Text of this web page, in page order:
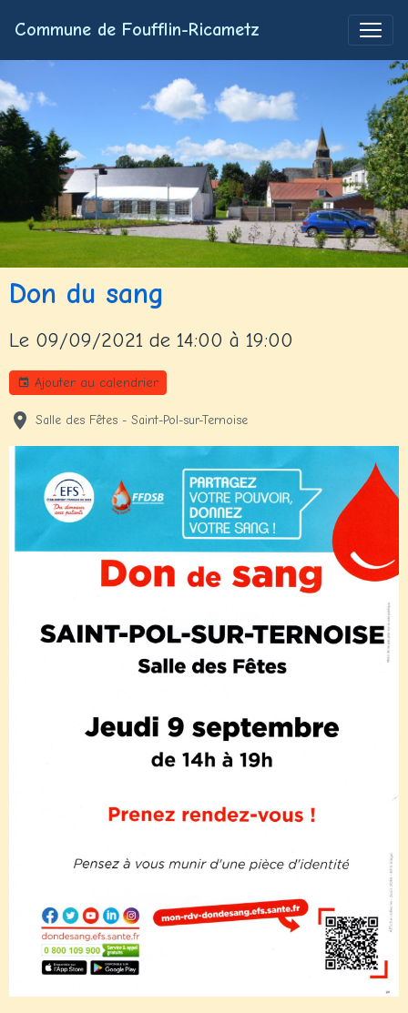
Commune de Foufflin-Ricametz
Don du sang
Le 09/09/2021 de 14:00 à 19:00
Ajouter au calendrier
Salle des Fêtes - Saint-Pol-sur-Ternoise